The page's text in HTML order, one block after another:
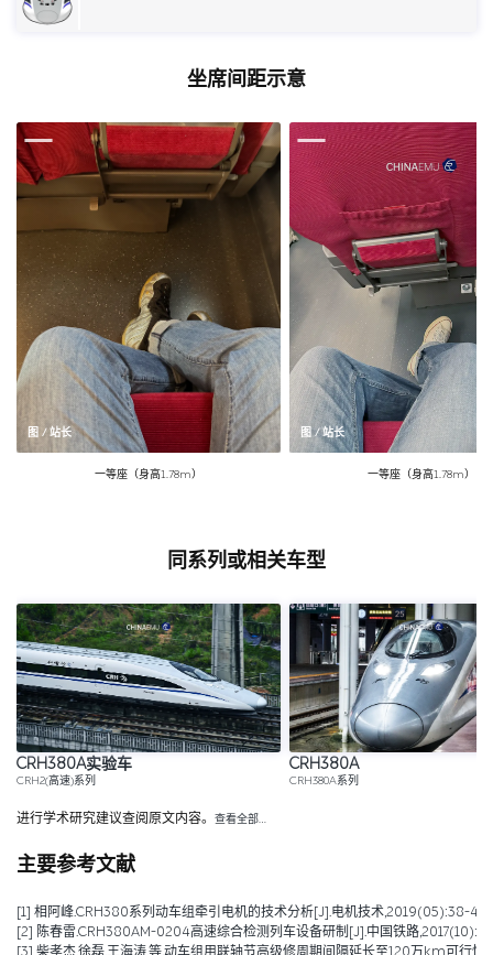
坐席间距示意
图 / 站长
一等座（身高1.78m）
图 / 站长
一等座（身高1.78m）
同系列或相关车型
CRH380A实验车
CRH2(高速)系列
CRH380A
CRH380A系列
进行学术研究建议查阅原文内容。 查看全部…
主要参考文献
[1] 相阿峰.CRH380系列动车组牵引电机的技术分析[J].电机技术,2019(05):38-43.
[2] 陈春雷.CRH380AM-0204高速综合检测列车设备研制[J].中国铁路